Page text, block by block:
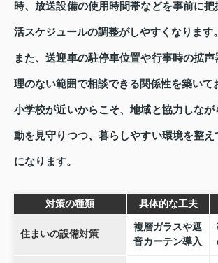
時、放送設備の使用時間帯などを事前に
活スケジュールの調整がしやすくなります。
また、送迎車の駐停車位置や行事時の拡
理のない範囲で相談できる関係性を築いて
小学校が近いからこそ、地域と協力しな
動を見守りつつ、暮らしやすい環境を整
になります。
対策の種類 具体的な工夫
住まいの設備対策
複層ガラスや遮
音カーテン導入